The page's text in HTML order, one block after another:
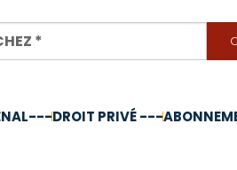
DROIT PRIVÉ ---